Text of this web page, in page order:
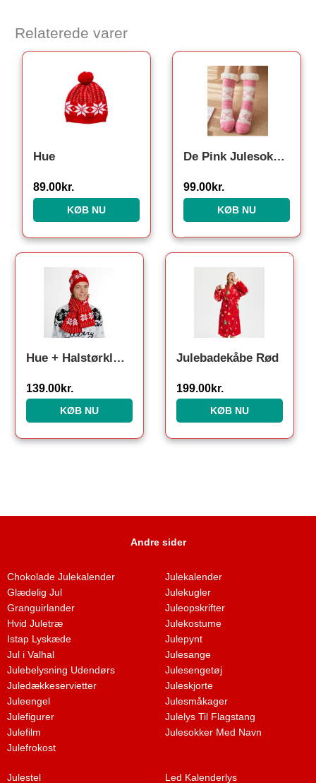
Relaterede varer
Hue
89.00kr.
KØB NU
De Pink Julesokker
99.00kr.
KØB NU
Hue + Halstørklæde
139.00kr.
KØB NU
Julebadekåbe Rød
199.00kr.
KØB NU
Andre sider
Chokolade Julekalender
Glædelig Jul
Granguirlander
Hvid Juletræ
Istap Lyskæde
Jul i Valhal
Julebelysning Udendørs
Juledækkeservietter
Juleengel
Julefigurer
Julefilm
Julefrokost
Julekalender
Julekugler
Juleopskrifter
Julekostume
Julepynt
Julesange
Julesengetøj
Juleskjorte
Julesmåkager
Julelys Til Flagstang
Julesokker Med Navn
Julestel Led Kalenderlys